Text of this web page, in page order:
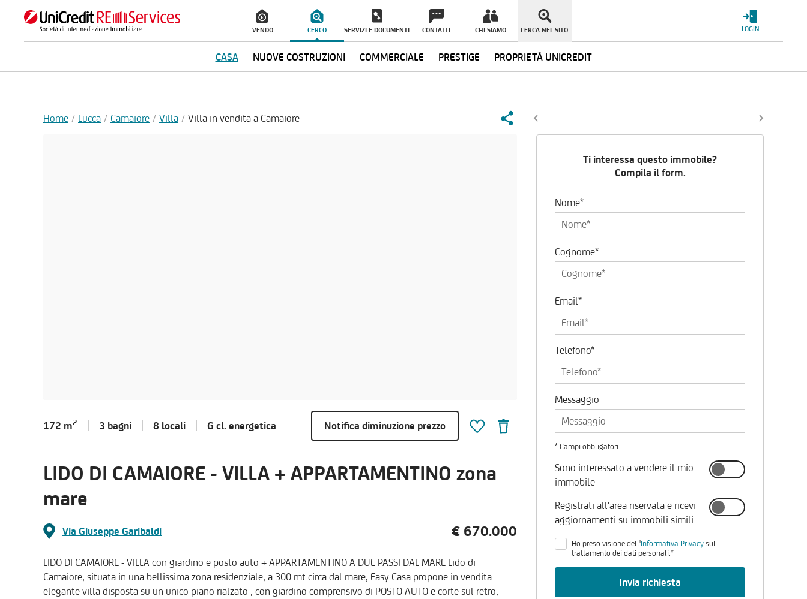
VENDO CERCO
CASA NUOVE COSTRUZIONI COMMERCIALE PRESTIGE PROPRIETÀ UNICREDIT
SERVIZI E DOCUMENTI CONTATTI CHI SIAMO CERCA NEL SITO LOGIN
Home Lucca Camaiore Villa Villa in vendita a Camaiore
172 m2 3 bagni 8 locali G cl. energetica Notifica diminuzione prezzo
LIDO DI CAMAIORE - VILLA + APPARTAMENTINO zona
mare
Via Giuseppe Garibaldi € 670.000
LIDO DI CAMAIORE - VILLA con giardino e posto auto + APPARTAMENTINO A DUE PASSI DAL MARE Lido di
Camaiore, situata in una bellissima zona residenziale, a 300 mt circa dal mare, Easy Casa propone in vendita
elegante villa disposta su un unico piano rialzato , con giardino comprensivo di POSTO AUTO e corte sul retro,
Ti interessa questo immobile?
Compila il form.
Nome*
Cognome*
Email*
Telefono*
Messaggio
* Campi obbligatori
Sono interessato a vendere il mio
immobile
Registrati all'area riservata e ricevi
aggiornamenti su immobili simili
Ho preso visione dell'Informativa Privacy sul
trattamento dei dati personali.*
Invia richiesta